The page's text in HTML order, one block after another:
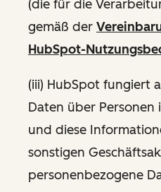
(die für die
gemäß der
HubSpot-
(iii) HubSpot fungiert
Daten über
und diese
sonstigen
personenbezogene